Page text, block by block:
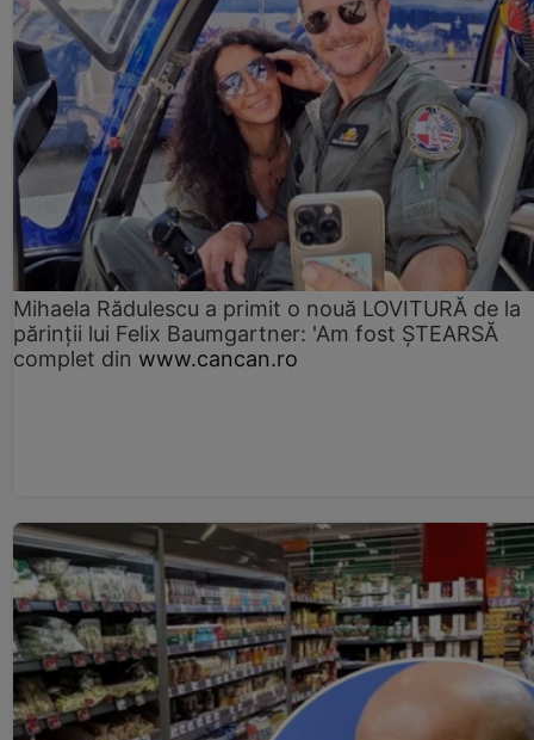
Mihaela Rădulescu a primit o nouă LOVITURĂ de la
părinții lui Felix Baumgartner: 'Am fost ȘTEARSĂ
complet din www.cancan.ro